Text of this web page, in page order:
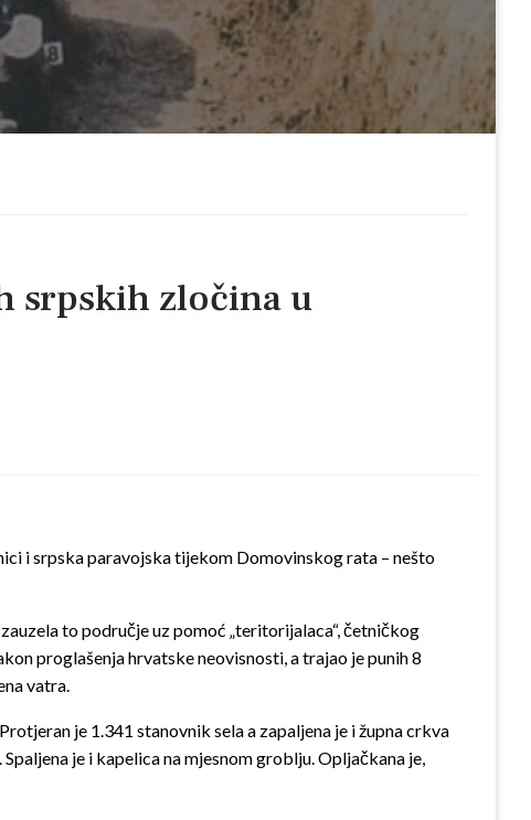
srpskih zločina u
i srpska paravojska tijekom Domovinskog rata – nešto
to područje uz pomoć „teritorijalaca“, četničkog
proglašenja hrvatske neovisnosti, a trajao je punih 8
vatra.
je 1.341 stanovnik sela a zapaljena je i župna crkva
je i kapelica na mjesnom groblju. Opljačkana je,